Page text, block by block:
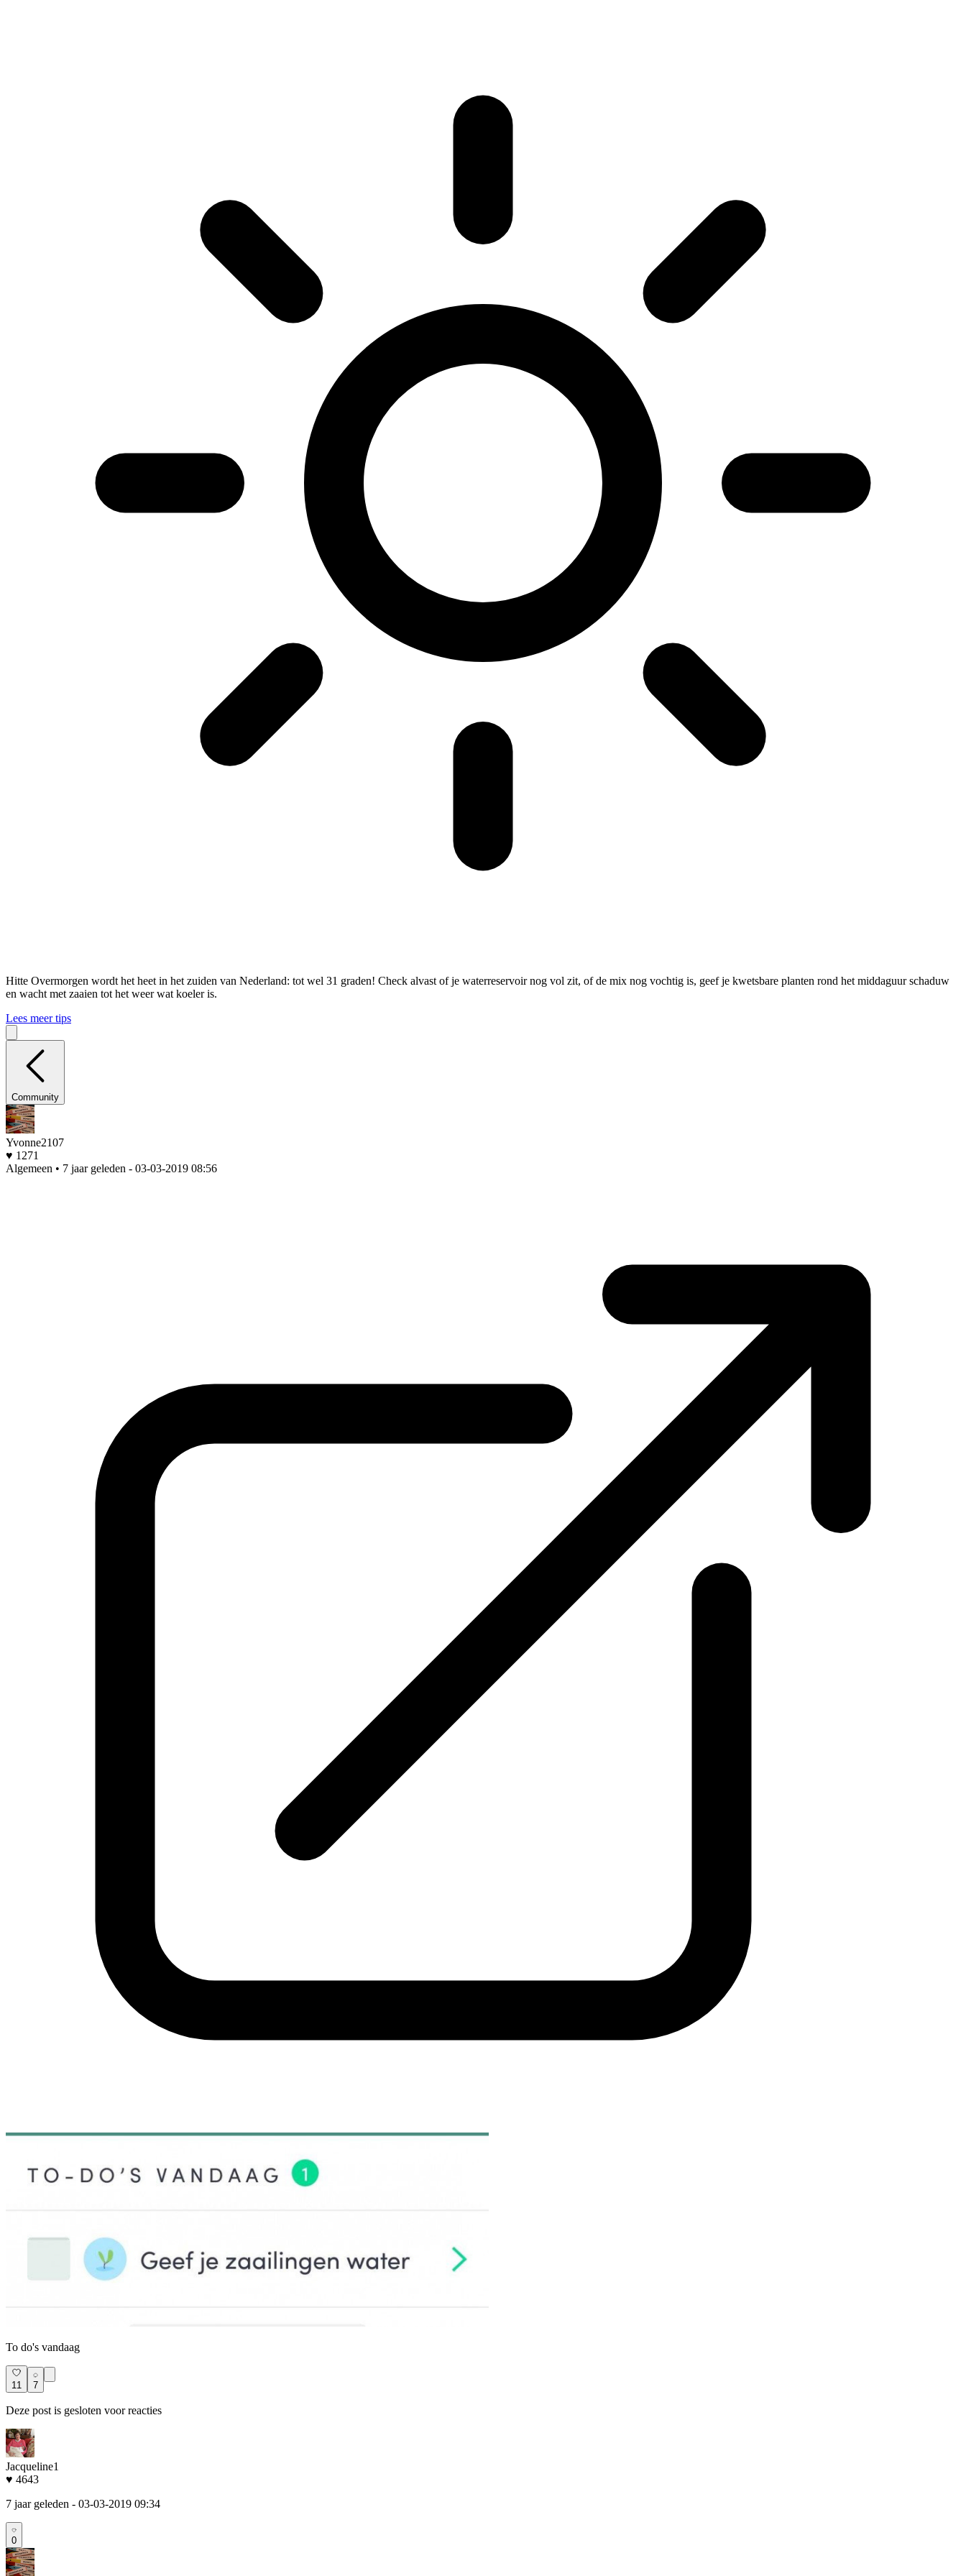
Hitte Overmorgen wordt het heet in het zuiden van Nederland: tot wel 31 graden! Check alvast of je waterreservoir nog vol zit, of de mix nog vochtig is, geef je kwetsbare planten rond het middaguur schaduw
en wacht met zaaien tot het weer wat koeler is.
Lees meer tips
Community
Yvonne2107
♥ 1271
Algemeen • 7 jaar geleden - 03-03-2019 08:56
To do's vandaag
11 7
Deze post is gesloten voor reacties
Jacqueline1
♥ 4643
7 jaar geleden - 03-03-2019 09:34
0